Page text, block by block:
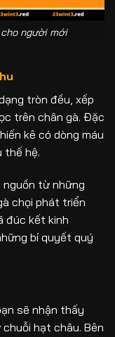
người mới
tròn đều, xếp
trên chân gà. Đặc
kê có dòng máu
thế hệ.
từ những
chọi phát triển
đúc kết kinh
bí quyết quý
sẽ nhận thấy
hạt châu. Bên